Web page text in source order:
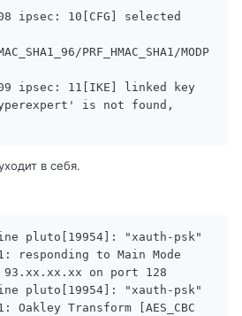
ipsec: 10[CFG] selected
PRF_HMAC_SHA1/MODP
ipsec: 11[IKE] linked key
is not found,
в себя.
pluto[19954]: "xauth-psk"
responding to Main Mode
93.xx.xx.xx on port 128
pluto[19954]: "xauth-psk"
Transform [AES_CBC